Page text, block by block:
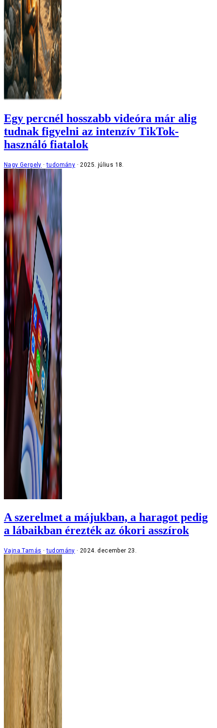
Egy percnél hosszabb videóra már alig
tudnak figyelni az intenzív TikTok-
használó fiatalok
Nagy Gergely tudomány 2025. július 18.
A szerelmet a májukban, a haragot pedig
a lábaikban érezték az ókori asszírok
Vajna Tamás tudomány 2024. december 23.